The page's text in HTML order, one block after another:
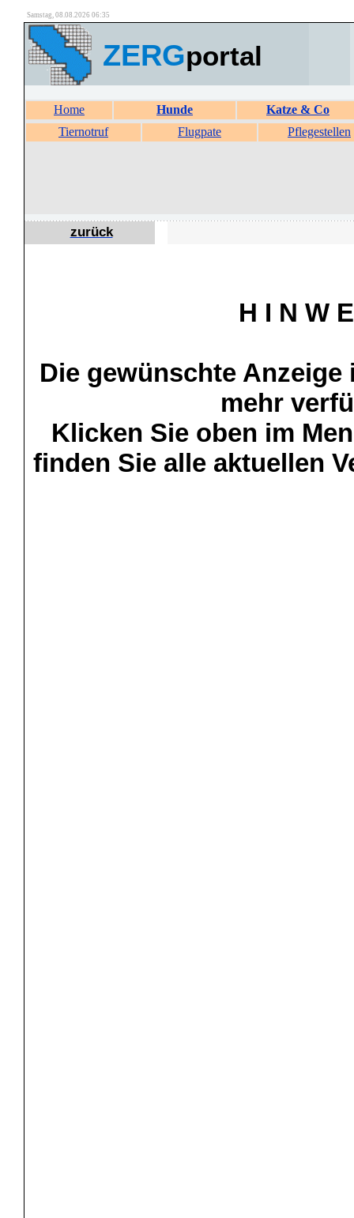
Samstag, 08.08.2026 06:35
ZERGportal
Home Hunde
Katze & Co
Tiernotruf
Flugpate Pflegestellen
zurück
H I N W
Die gewünschte
mehr
Klicken Sie oben im
finden Sie alle aktuellen